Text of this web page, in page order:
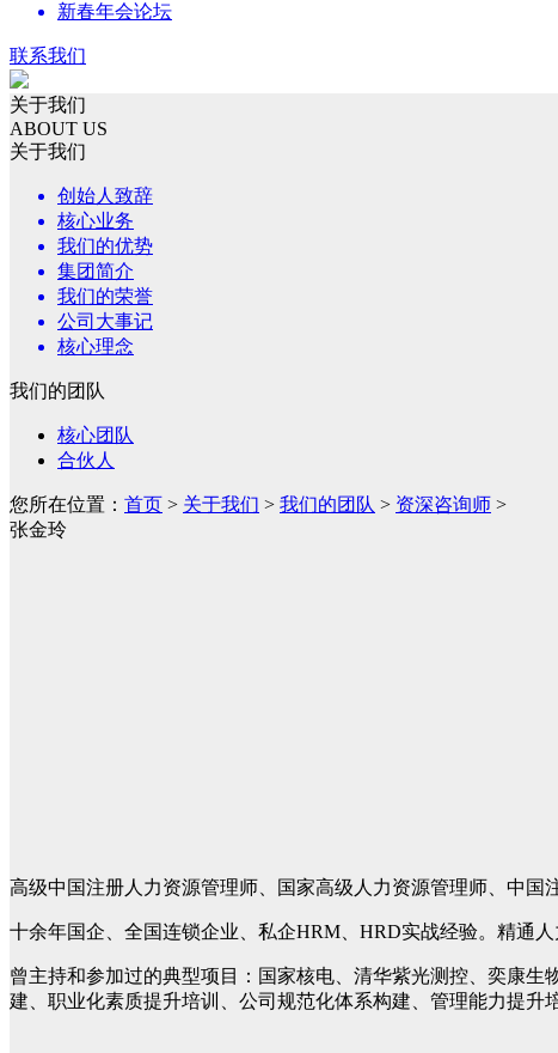
新春年会论坛
联系我们
关于我们
ABOUT US
关于我们
创始人致辞
核心业务
我们的优势
集团简介
我们的荣誉
公司大事记
核心理念
我们的团队
核心团队
合伙人
您所在位置： 首页 > 关于我们 > 我们的团队 > 资深咨询师 >
张金玲
高级中国注册人力资源管理师、国家高级人力资源管理师、中国
十余年国企、全国连锁企业、私企HRM、HRD实战经验。精通人
曾主持和参加过的典型项目：国家核电、清华紫光测控、奕康
建、职业化素质提升培训、公司规范化体系构建、管理能力提升